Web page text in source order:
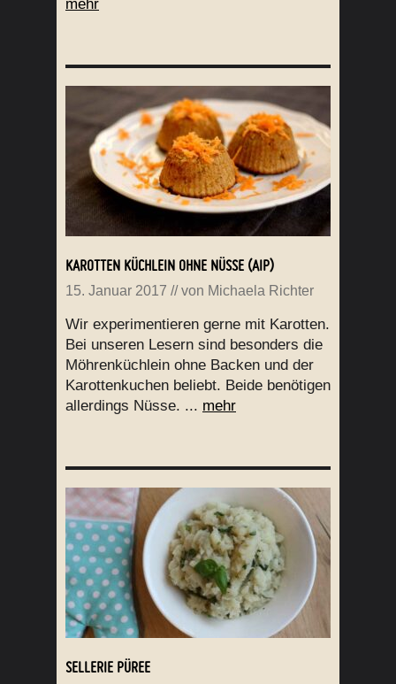
mehr
KAROTTEN KÜCHLEIN OHNE NÜSSE (AIP)
15. Januar 2017 // von Michaela Richter
Wir experimentieren gerne mit Karotten.
Bei unseren Lesern sind besonders die
Möhrenküchlein ohne Backen und der
Karottenkuchen beliebt. Beide benötigen
allerdings Nüsse. ... mehr
SELLERIE PÜREE